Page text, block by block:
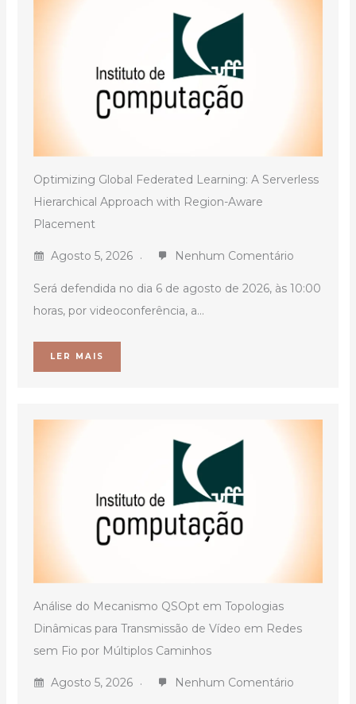
Optimizing Global Federated Learning: A Serverless
Hierarchical Approach with Region-Aware
Placement
Agosto 5, 2026 Nenhum Comentário
Será defendida no dia 6 de agosto de 2026, às 10:00
horas, por videoconferência, a...
LER MAIS
Análise do Mecanismo QSOpt em Topologias
Dinâmicas para Transmissão de Vídeo em Redes
sem Fio por Múltiplos Caminhos
Agosto 5, 2026 Nenhum Comentário